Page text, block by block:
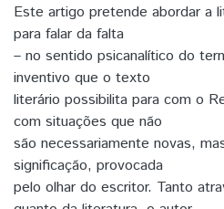
Este artigo pretende abordar a
para falar da falta
– no sentido psicanalítico do
inventivo que o texto
literário possibilita para com o
com situações que não
são necessariamente novas,
significação, provocada
pelo olhar do escritor. Tanto